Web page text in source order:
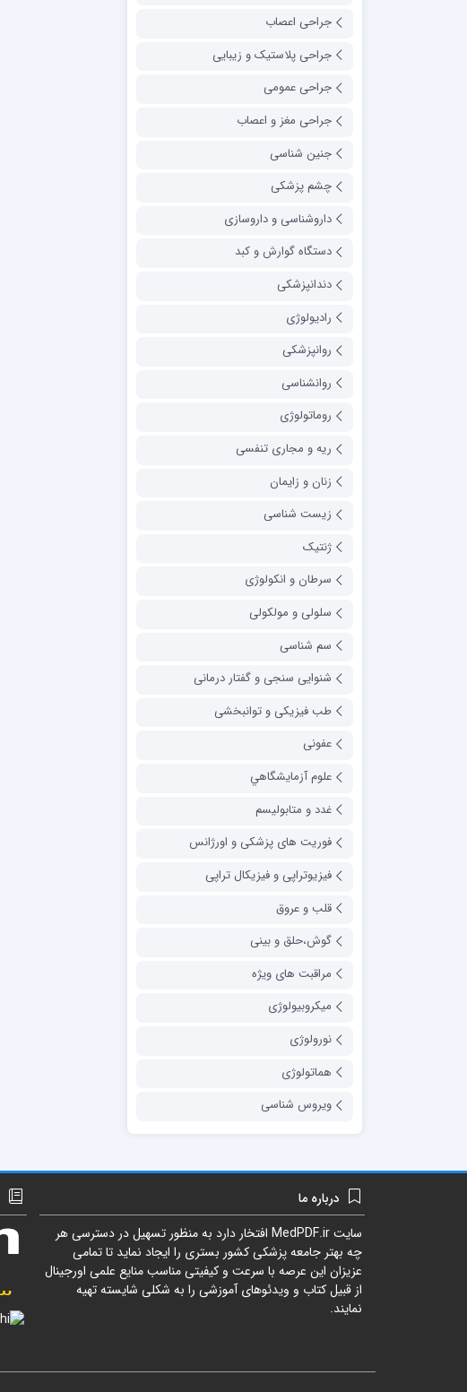
جراحی اعصاب
جراحی پلاستیک و زیبایی
جراحی عمومی
جراحی مغز و اعصاب
جنین شناسی
چشم پزشکی
داروشناسی و داروسازی
دستگاه گوارش و کبد
دندانپزشکی
رادیولوژی
روانپزشکی
روانشناسی
روماتولوژی
ریه و مجاری تنفسی
زنان و زایمان
زیست شناسی
ژنتیک
سرطان و انکولوژی
سلولی و مولکولی
سم شناسی
شنوایی سنجی و گفتار درمانی
طب فیزیکی و توانبخشی
عفونی
علوم آزمايشگاهي
غدد و متابولیسم
فوریت های پزشکی و اورژانس
فیزیوتراپی و فیزیکال تراپی
قلب و عروق
گوش،حلق و بینی
مراقبت های ویژه
میکروبیولوژی
نورولوژی
هماتولوژی
ویروس شناسی
درباره ما
سایتMedPDF.ir افتخار دارد به منظور تسهیل در دسترسی هر
چه بهتر جامعه پزشکی کشور بستری را ایجاد نماید تا تمامی
عزیزان این عرصه با سرعت و کیفیتی مناسب منایع علمی اورجینال
از قبیل کتاب و ویدئوهای آموزشی را به شکلی شایسته تهیه
نمایند.